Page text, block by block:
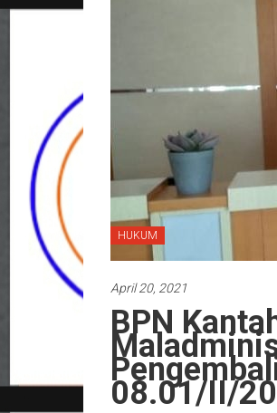
HUKUM
April 20, 2021
BPN
08.01/II/